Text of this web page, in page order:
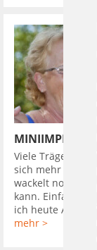
Viele Träger von
sich mehr Halt.
wackelt noch
kann. Einfach so
ich heute
mehr >